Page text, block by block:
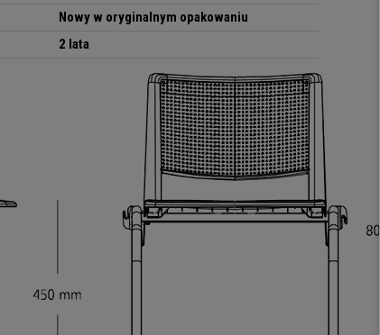
Nowy w oryginalnym opakowaniu
2 lata